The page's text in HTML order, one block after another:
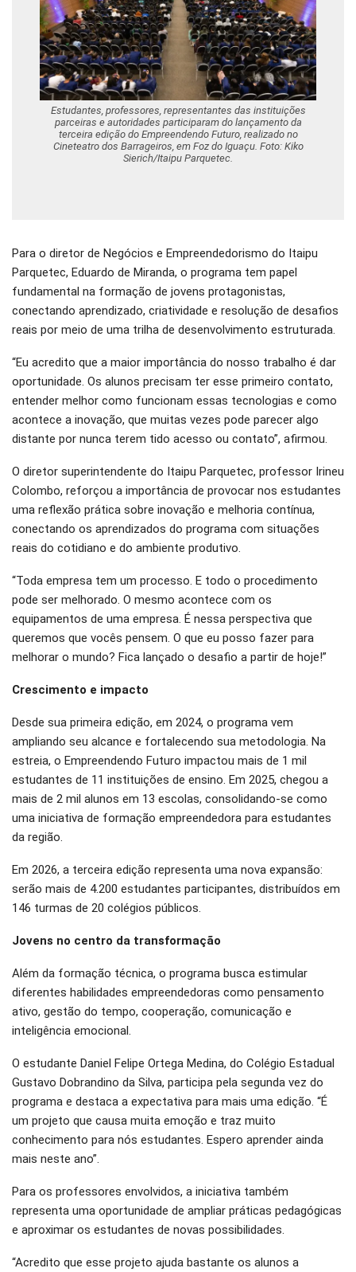
Estudantes, professores, representantes das instituições
parceiras e autoridades participaram do lançamento da
terceira edição do Empreendendo Futuro, realizado no
Cineteatro dos Barrageiros, em Foz do Iguaçu. Foto: Kiko
Sierich/Itaipu Parquetec.
Para o diretor de Negócios e Empreendedorismo do Itaipu
Parquetec, Eduardo de Miranda, o programa tem papel
fundamental na formação de jovens protagonistas,
conectando aprendizado, criatividade e resolução de desafios
reais por meio de uma trilha de desenvolvimento estruturada.
“Eu acredito que a maior importância do nosso trabalho é dar
oportunidade. Os alunos precisam ter esse primeiro contato,
entender melhor como funcionam essas tecnologias e como
acontece a inovação, que muitas vezes pode parecer algo
distante por nunca terem tido acesso ou contato”, afirmou.
O diretor superintendente do Itaipu Parquetec, professor Irineu
Colombo, reforçou a importância de provocar nos estudantes
uma reflexão prática sobre inovação e melhoria contínua,
conectando os aprendizados do programa com situações
reais do cotidiano e do ambiente produtivo.
“Toda empresa tem um processo. E todo o procedimento
pode ser melhorado. O mesmo acontece com os
equipamentos de uma empresa. É nessa perspectiva que
queremos que vocês pensem. O que eu posso fazer para
melhorar o mundo? Fica lançado o desafio a partir de hoje!”
Crescimento e impacto
Desde sua primeira edição, em 2024, o programa vem
ampliando seu alcance e fortalecendo sua metodologia. Na
estreia, o Empreendendo Futuro impactou mais de 1 mil
estudantes de 11 instituições de ensino. Em 2025, chegou a
mais de 2 mil alunos em 13 escolas, consolidando-se como
uma iniciativa de formação empreendedora para estudantes
da região.
Em 2026, a terceira edição representa uma nova expansão:
serão mais de 4.200 estudantes participantes, distribuídos em
146 turmas de 20 colégios públicos.
Jovens no centro da transformação
Além da formação técnica, o programa busca estimular
diferentes habilidades empreendedoras como pensamento
ativo, gestão do tempo, cooperação, comunicação e
inteligência emocional.
O estudante Daniel Felipe Ortega Medina, do Colégio Estadual
Gustavo Dobrandino da Silva, participa pela segunda vez do
programa e destaca a expectativa para mais uma edição. “É
um projeto que causa muita emoção e traz muito
conhecimento para nós estudantes. Espero aprender ainda
mais neste ano”.
Para os professores envolvidos, a iniciativa também
representa uma oportunidade de ampliar práticas pedagógicas
e aproximar os estudantes de novas possibilidades.
“Acredito que esse projeto ajuda bastante os alunos a